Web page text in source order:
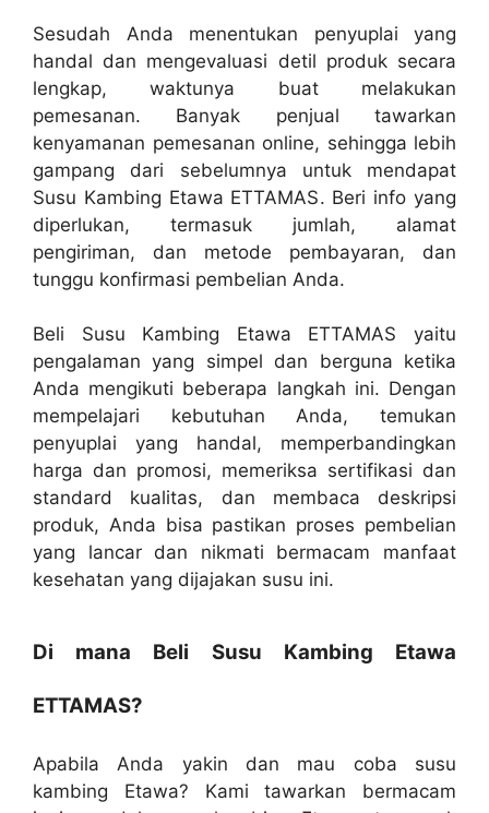
Sesudah Anda menentukan penyuplai yang
handal dan mengevaluasi detil produk secara
lengkap, waktunya buat melakukan
pemesanan. Banyak penjual tawarkan
kenyamanan pemesanan online, sehingga lebih
gampang dari sebelumnya untuk mendapat
Susu Kambing Etawa ETTAMAS. Beri info yang
diperlukan, termasuk jumlah, alamat
pengiriman, dan metode pembayaran, dan
tunggu konfirmasi pembelian Anda.
Beli Susu Kambing Etawa ETTAMAS yaitu
pengalaman yang simpel dan berguna ketika
Anda mengikuti beberapa langkah ini. Dengan
mempelajari kebutuhan Anda, temukan
penyuplai yang handal, memperbandingkan
harga dan promosi, memeriksa sertifikasi dan
standard kualitas, dan membaca deskripsi
produk, Anda bisa pastikan proses pembelian
yang lancar dan nikmati bermacam manfaat
kesehatan yang dijajakan susu ini.
Di mana Beli Susu Kambing Etawa
ETTAMAS?
Apabila Anda yakin dan mau coba susu
kambing Etawa? Kami tawarkan bermacam